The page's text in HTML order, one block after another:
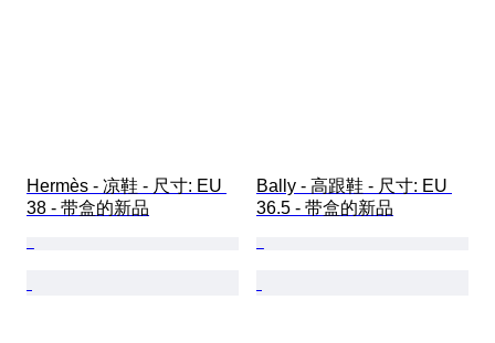
Hermès - 凉鞋 - 尺寸: EU
38 - 带盒的新品
Bally - 高跟鞋 - 尺寸: EU
36.5 - 带盒的新品